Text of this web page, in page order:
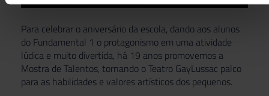
Para celebrar o aniversário da escola, dando aos alunos
do Fundamental 1 o protagonismo em uma atividade
lúdica e muito divertida, há 19 anos promovemos a
Mostra de Talentos, tornando o Teatro GayLussac palco
para as habilidades e valores artísticos dos pequenos.